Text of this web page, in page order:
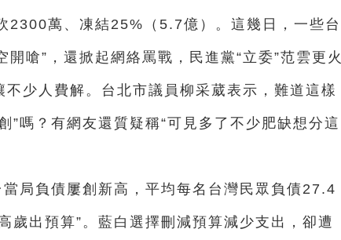
2300萬、凍結25%（5.7億）。這幾日，一些台
開嗆”，還掀起網絡罵戰，民進黨“立委”范雲更火
不少人費解。台北市議員柳采葳表示，難道這樣
”嗎？有網友還質疑稱“可見多了不少肥缺想分這
局負債屢創新高，平均每名台灣民眾負債27.4
歲出預算”。藍白選擇刪減預算減少支出，卻遭